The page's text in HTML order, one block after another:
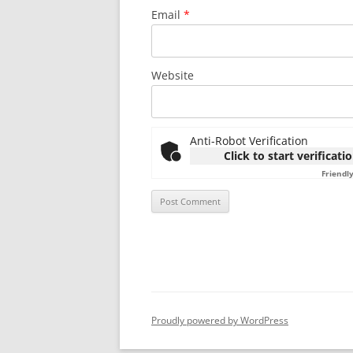
Email *
Website
Anti-Robot Verification
Click to start
Friendly
Proudly powered by WordPress